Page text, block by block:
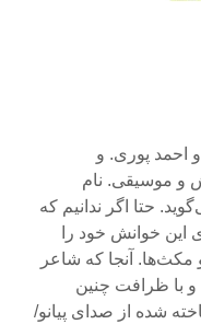
احمد پوری. و
و موسیقی. نام
حتا اگر ندانیم که
خوانش خود را
آنجا که شاعر
و با ظرافت چنین
شده از صدای پیانو/